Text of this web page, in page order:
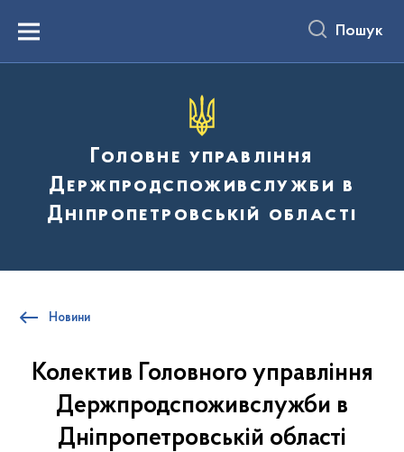
вмістуMenu Пошук
Головне управління
Держпродспоживслужби в
Дніпропетровській області
Новини
Колектив Головного управління
Держпродспоживслужби в
Дніпропетровській області